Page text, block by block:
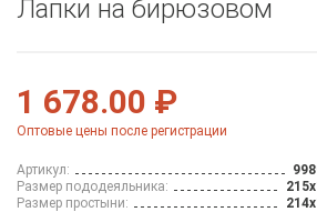
Лапки на бирюзовом
1 678.00 ₽
Оптовые цены после регистрации
Артикул:
Размер пододеяльника:
Размер простыни: